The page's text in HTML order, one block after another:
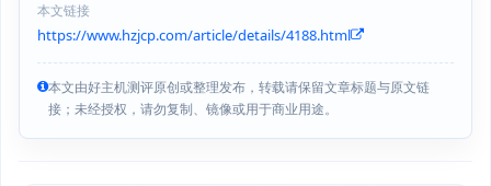
本文链接
https://www.hzjcp.com/article/details/4188.html
本文由好主机测评原创或整理发布，转载请保留文章标题与原文链
接；未经授权，请勿复制、镜像或用于商业用途。